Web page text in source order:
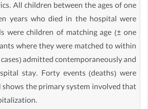
All children between the ages of one
years who died in the hospital were
were children of matching age (± one
where they were matched to within
admitted contemporaneously and
stay. Forty events (deaths) were
shows the primary system involved that